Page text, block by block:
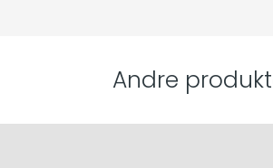
Andre